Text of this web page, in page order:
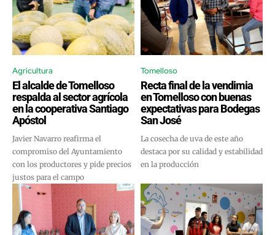
Agricultura
El alcalde de Tomelloso
respalda al sector agrícola
en la cooperativa Santiago
Apóstol
Javier Navarro reafirma el
compromiso del Ayuntamiento
con los productores y pide precios
justos para el campo
Tomelloso
Recta final de la vendimia
en Tomelloso con buenas
expectativas para Bodegas
San José
La cosecha de uva de este año
destaca por su calidad y estabilidad
en la producción